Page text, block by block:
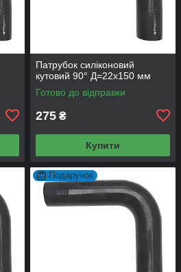
Патрубок силіконовий
кутовий 90° Д=22х150 мм
Готово до відправки
275 ₴
Купити
Подарунок